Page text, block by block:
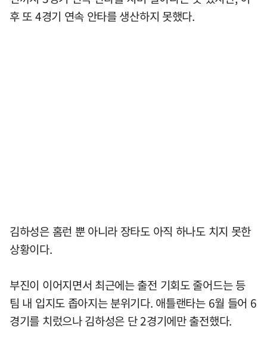
후 또 4경기 연속 안타를 생산하지 못했다.
김하성은 홈런 뿐 아니라 장타도 아직 하나도 치지 못한
상황이다.
부진이 이어지면서 최근에는 출전 기회도 줄어드는 등
팀 내 입지도 좁아지는 분위기다. 애틀랜타는 6월 들어 6
경기를 치렀으나 김하성은 단 2경기에만 출전했다.